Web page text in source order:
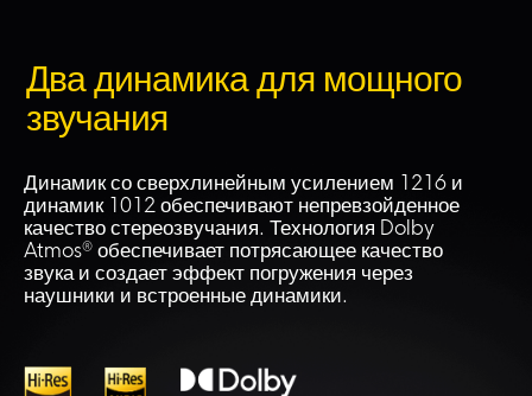
Два динамика для мощного
звучания
Динамик со сверхлинейным усилением 1216 и
динамик 1012 обеспечивают непревзойденное
качество стереозвучания. Технология Dolby
Atmos® обеспечивает потрясающее качество
звука и создает эффект погружения через
наушники и встроенные динамики.